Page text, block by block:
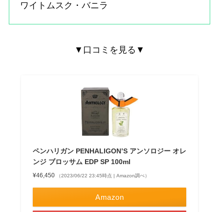
ワイトムスク・バニラ
▼口コミを見る▼
ペンハリガン PENHALIGON’S アンソロジー オレ
ンジ ブロッサム EDP SP 100ml
¥46,450 （2023/06/22 23:45時点 | Amazon調べ）
Amazon